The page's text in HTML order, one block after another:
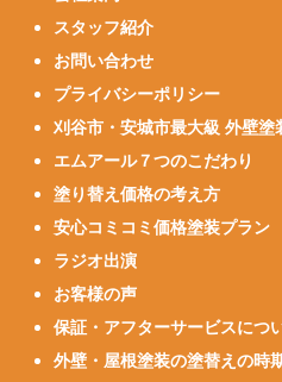
スタッフ紹介
お問い合わせ
プライバシーポリシー
刈谷市・安城市最大級 外壁塗
エムアール７つのこだわり
塗り替え価格の考え方
安心コミコミ価格塗装プラン
ラジオ出演
お客様の声
保証・アフターサービスにつ
外壁・屋根塗装の塗替えの時